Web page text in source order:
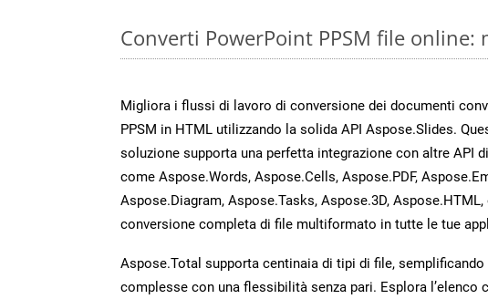
Converti PowerPoint PPSM file online:
Migliora i flussi di lavoro di conversione dei documenti
PPSM in HTML utilizzando la solida API Aspose.Slides.
soluzione supporta una perfetta integrazione con altre API
come Aspose.Words, Aspose.Cells, Aspose.PDF,
Aspose.Diagram, Aspose.Tasks, Aspose.3D,
conversione completa di file multiformato in tutte le tue
Aspose.Total supporta centinaia di tipi di file,
complesse con una flessibilità senza pari. Esplora l’elenco